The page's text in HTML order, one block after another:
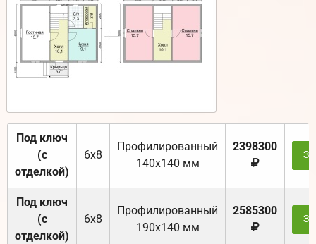
Под ключ
(с
отделкой)
6х8
Профилированный
140х140 мм
2398300
Под ключ
(с
отделкой)
6х8
Профилированный
190х140 мм
2585300